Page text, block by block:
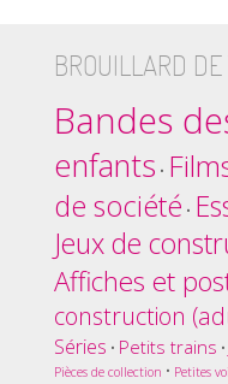
BROUILLARD DE
Bandes
enfants •
de société •
Jeux de
Affiches et
construction
Séries • Petits trains •
Pièces de collection • Petites